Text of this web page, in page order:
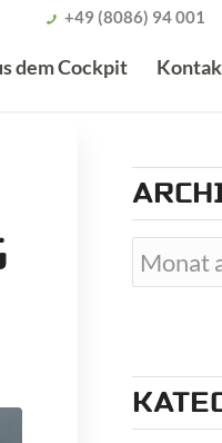
+49 (8086) 94 001
dem Cockpit